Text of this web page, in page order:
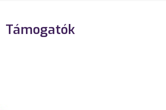
Támogatók